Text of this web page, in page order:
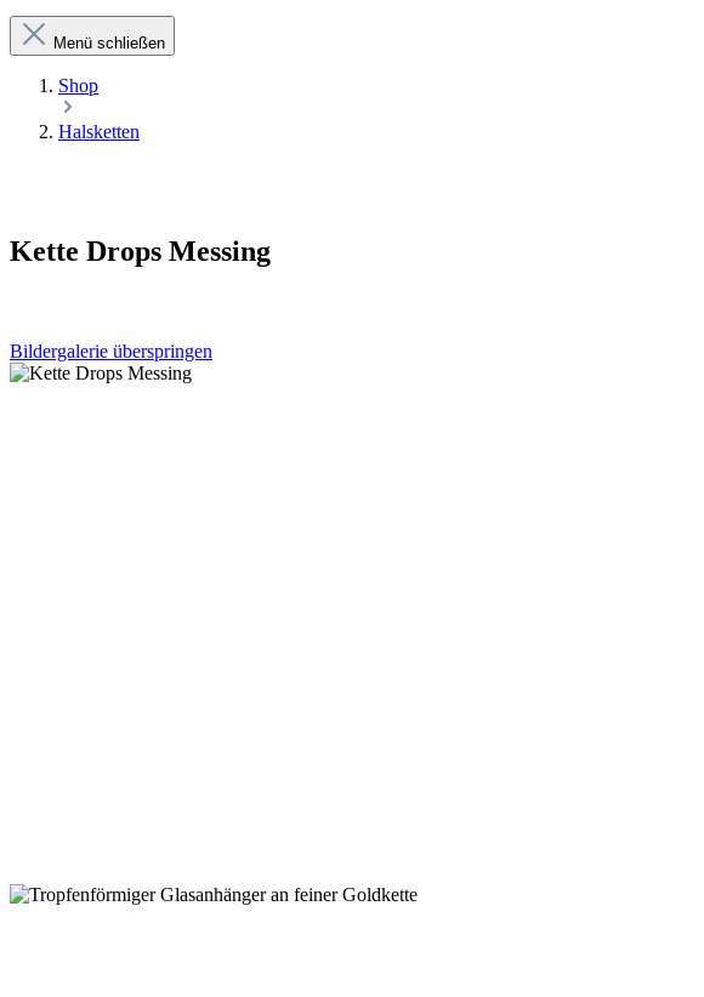
Menü schließen
Shop
Halsketten
Kette Drops Messing
Bildergalerie überspringen